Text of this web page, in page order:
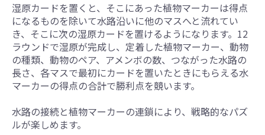
湿原カードを置くと、そこにあった植物マーカーは得点
になるものを除いて水路沿いに他のマスへと流れてい
き、そこに次の湿原カードを置けるようになります。12
ラウンドで湿原が完成し、定着した植物マーカー、動物
の種類、動物のペア、アメンボの数、つながった水路の
長さ、各マスで最初にカードを置いたときにもらえる水
マーカーの得点の合計で勝利点を競います。
水路の接続と植物マーカーの連鎖により、戦略的なパズ
ルが楽しめます。